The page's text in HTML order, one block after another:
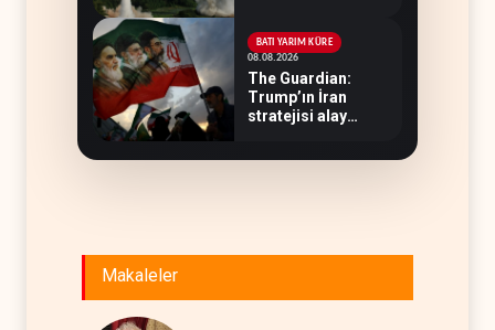
BATI YARIM KÜRE
08.08.2026
The Guardian:
Trump’ın İran
stratejisi alay
Makaleler